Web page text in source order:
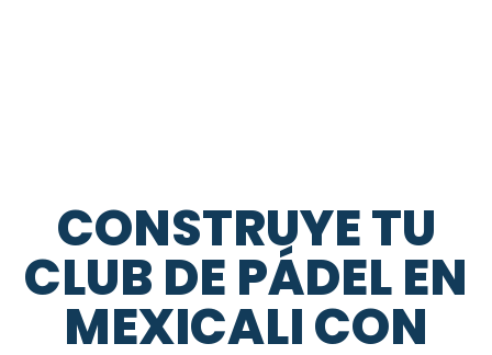
CONSTRUYE TU
CLUB DE PÁDEL EN
MEXICALI CON